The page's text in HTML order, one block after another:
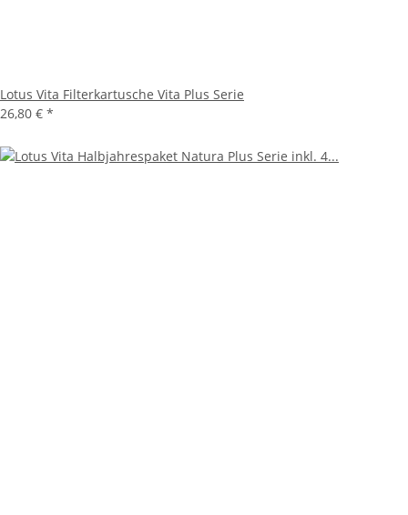
Lotus Vita Filterkartusche Vita Plus Serie
26,80 € *